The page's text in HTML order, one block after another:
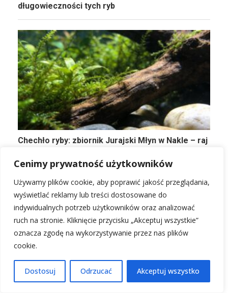
Cenimy prywatność użytkowników
Używamy plików cookie, aby poprawić jakość przeglądania,
wyświetlać reklamy lub treści dostosowane do
indywidualnych potrzeb użytkowników oraz analizować
ruch na stronie. Kliknięcie przycisku „Akceptuj wszystkie”
oznacza zgodę na wykorzystywanie przez nas plików
cookie.
Dostosuj Odrzucać Akceptuj wszystko
długowieczności tych ryb
Chechło ryby: zbiornik Jurajski Młyn w Nakle – raj
PRZECZYTAJ KONIECZNIE!